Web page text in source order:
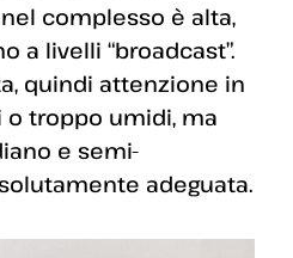
complesso è alta,
a livelli “broadcast”.
quindi attenzione in
troppo umidi, ma
e semi-
adeguata.